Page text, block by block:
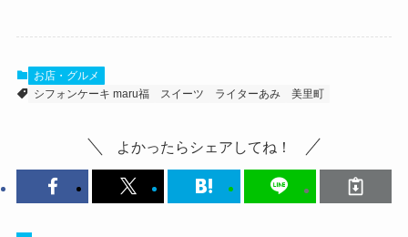
お店・グルメ
シフォンケーキ maru福
スイーツ ライターあみ 美里町
よかったらシェアしてね！